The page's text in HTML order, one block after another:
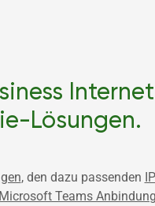
Lösungen.
, den dazu passenden
Microsoft Teams